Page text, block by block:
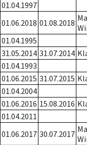
01.04.1997
01.06.2018 01.08.2018
01.04.1995
31.05.2014 31.07.2014
01.04.1993
01.06.2015 31.07.2015
01.04.2004
01.06.2016 15.08.2016
01.04.2011
01.06.2017 30.07.2017